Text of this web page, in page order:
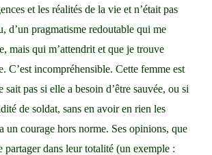
et les réalités de la vie et n’était pas
d’un pragmatisme redoutable qui me
mais qui m’attendrit et que je trouve
C’est incompréhensible. Cette femme est
sait pas si elle a besoin d’être sauvée, ou si
de soldat, sans en avoir en rien les
un courage hors norme. Ses opinions, que
partager dans leur totalité (un exemple :